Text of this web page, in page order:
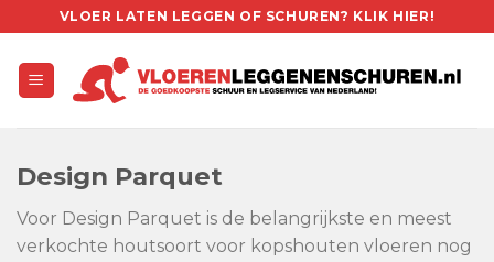
to
content
VLOER LATEN LEGGEN OF SCHUREN? KLIK HIER!
Design Parquet
Voor Design Parquet is de belangrijkste en meest
verkochte houtsoort voor kopshouten vloeren nog